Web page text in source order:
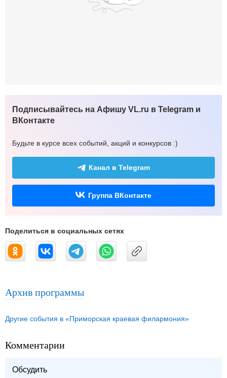
Подписывайтесь на Афишу VL.ru в Telegram и
ВКонтакте
Будьте в курсе всех событий, акций и конкурсов :)
Канал в Telegram
Группа ВКонтакте
Поделиться в социальных сетях
Архив программы
Другие события в «Приморская краевая филармония»
Комментарии
Обсудить